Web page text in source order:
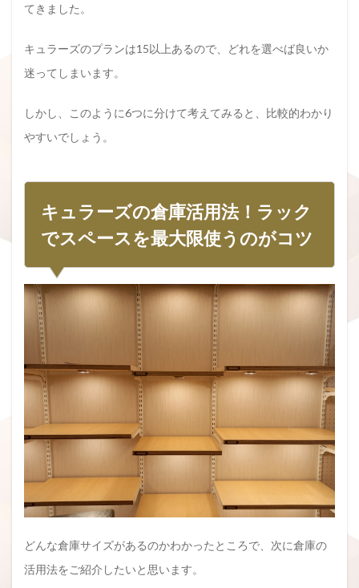
てきました。
キュラーズのプランは15以上あるので、どれを選べば良いか
迷ってしまいます。
しかし、このように6つに分けて考えてみると、比較的わかり
やすいでしょう。
キュラーズの倉庫活用法！ラック
でスペースを最大限使うのがコツ
どんな倉庫サイズがあるのかわかったところで、次に倉庫の
活用法をご紹介したいと思います。